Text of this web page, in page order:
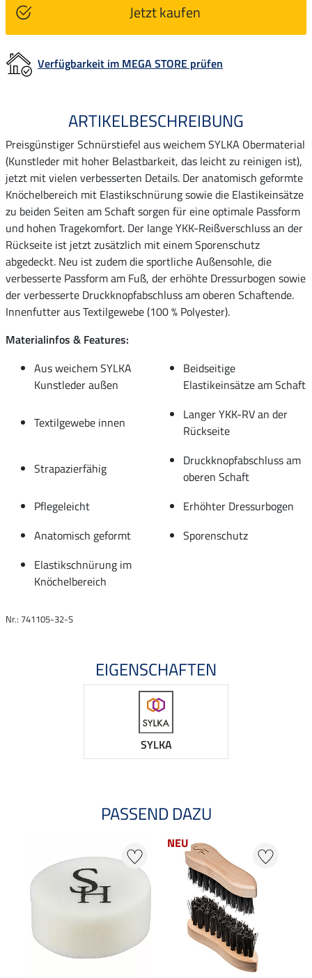
Jetzt kaufen
Verfügbarkeit im MEGA STORE prüfen
ARTIKELBESCHREIBUNG
Preisgünstiger Schnürstiefel aus weichem SYLKA Obermaterial
(Kunstleder mit hoher Belastbarkeit, das leicht zu reinigen ist),
jetzt mit vielen verbesserten Details. Der anatomisch geformte
Knöchelbereich mit Elastikschnürung sowie die Elastikeinsätze
zu beiden Seiten am Schaft sorgen für eine optimale Passform
und hohen Tragekomfort. Der lange YKK-Reißverschluss an der
Rückseite ist jetzt zusätzlich mit einem Sporenschutz
abgedeckt. Neu ist zudem die sportliche Außensohle, die
verbesserte Passform am Fuß, der erhöhte Dressurbogen sowie
der verbesserte Druckknopfabschluss am oberen Schaftende.
Innenfutter aus Textilgewebe (100 % Polyester).
Materialinfos & Features:
Aus weichem SYLKA
Kunstleder außen
Beidseitige
Elastikeinsätze am Schaft
Textilgewebe innen
Langer YKK-RV an der
Rückseite
Strapazierfähig
Druckknopfabschluss am
oberen Schaft
Pflegeleicht
Erhöhter Dressurbogen
Anatomisch geformt
Sporenschutz
Elastikschnürung im
Knöchelbereich
Nr.: 741105-32-S
EIGENSCHAFTEN
SYLKA
PASSEND DAZU
NEU